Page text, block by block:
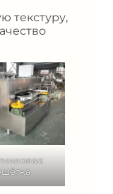
текстуру,